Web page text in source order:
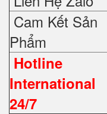
Cam Kết Sản
Phẩm
Hotline
International
24/7